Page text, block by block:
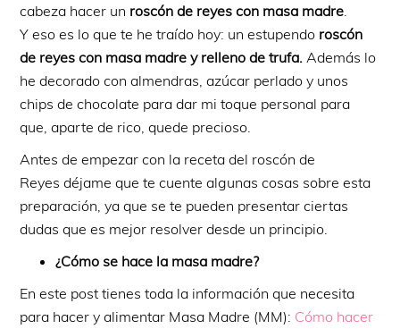
cabeza hacer un roscón de reyes con masa madre
Y eso es lo que te he traído hoy: un estupendo roscón
de reyes con masa madre y relleno de trufa. Además lo
he decorado con almendras, azúcar perlado y unos
chips de chocolate para dar mi toque personal para
que, aparte de rico, quede precioso.
Antes de empezar con la receta del roscón de
Reyes déjame que te cuente algunas cosas sobre esta
preparación, ya que se te pueden presentar ciertas
dudas que es mejor resolver desde un principio.
¿Cómo se hace la masa madre?
En este post tienes toda la información que necesita
para hacer y alimentar Masa Madre (MM): Cómo hacer